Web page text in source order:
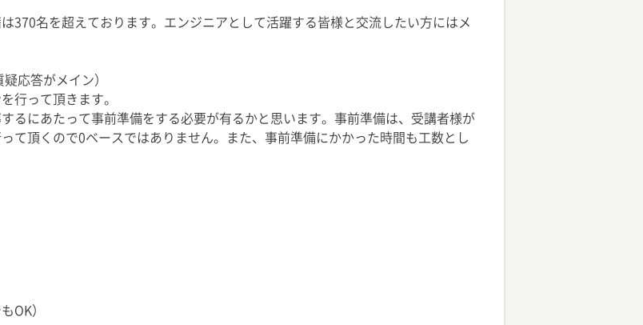
370名を超えております。エンジニアとして活躍する皆様と交流したい方にはメ
応答がメイン）
行って頂きます。
るにあたって事前準備をする必要が有るかと思います。事前準備は、受講者様が
て頂くので0ベースではありません。また、事前準備にかかった時間も工数とし
OK）